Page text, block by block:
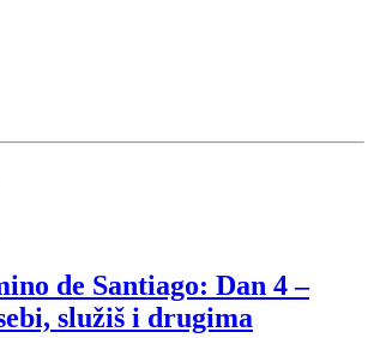
de Santiago: Dan 4 –
služiš i drugima